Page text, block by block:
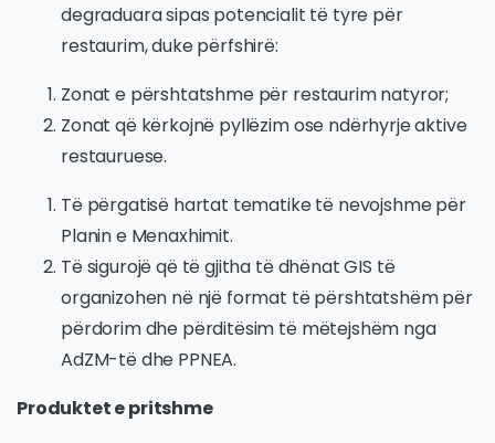
degraduara sipas potencialit të tyre për
restaurim, duke përfshirë:
Zonat e përshtatshme për restaurim natyror;
Zonat që kërkojnë pyllëzim ose ndërhyrje aktive
restauruese.
Të përgatisë hartat tematike të nevojshme për
Planin e Menaxhimit.
Të sigurojë që të gjitha të dhënat GIS të
organizohen në një format të përshtatshëm për
përdorim dhe përditësim të mëtejshëm nga
AdZM-të dhe PPNEA.
Produktet e pritshme